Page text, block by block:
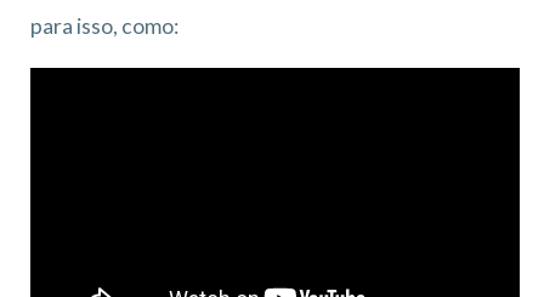
para isso, como: